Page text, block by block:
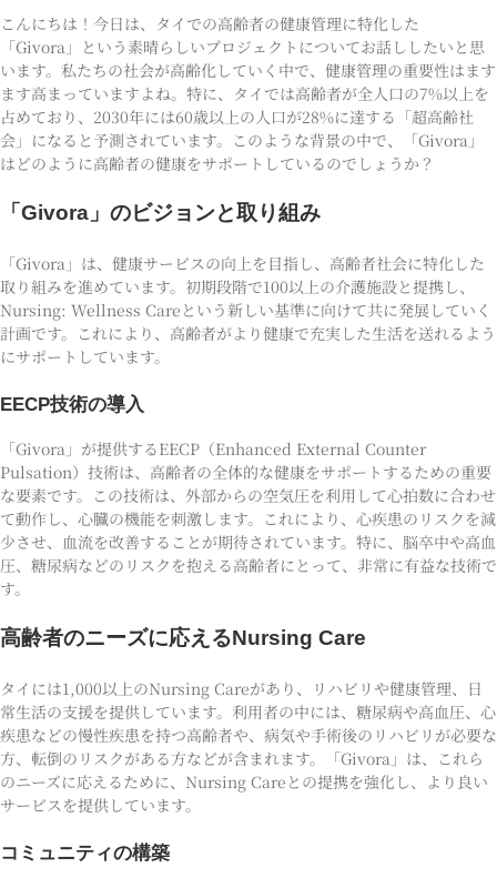
こんにちは！今日は、タイでの高齢者の健康管理に特化した
「Givora」という素晴らしいプロジェクトについてお話ししたいと思
います。私たちの社会が高齢化していく中で、健康管理の重要性はます
ます高まっていますよね。特に、タイでは高齢者が全人口の7%以上を
占めており、2030年には60歳以上の人口が28%に達する「超高齢社
会」になると予測されています。このような背景の中で、「Givora」
はどのように高齢者の健康をサポートしているのでしょうか？
「Givora」のビジョンと取り組み
「Givora」は、健康サービスの向上を目指し、高齢者社会に特化した
取り組みを進めています。初期段階で100以上の介護施設と提携し、
Nursing: Wellness Careという新しい基準に向けて共に発展していく
計画です。これにより、高齢者がより健康で充実した生活を送れるよう
にサポートしています。
EECP技術の導入
「Givora」が提供するEECP（Enhanced External Counter
Pulsation）技術は、高齢者の全体的な健康をサポートするための重要
な要素です。この技術は、外部からの空気圧を利用して心拍数に合わせ
て動作し、心臓の機能を刺激します。これにより、心疾患のリスクを減
少させ、血流を改善することが期待されています。特に、脳卒中や高血
圧、糖尿病などのリスクを抱える高齢者にとって、非常に有益な技術で
す。
高齢者のニーズに応えるNursing Care
タイには1,000以上のNursing Careがあり、リハビリや健康管理、日
常生活の支援を提供しています。利用者の中には、糖尿病や高血圧、心
疾患などの慢性疾患を持つ高齢者や、病気や手術後のリハビリが必要な
方、転倒のリスクがある方などが含まれます。「Givora」は、これら
のニーズに応えるために、Nursing Careとの提携を強化し、より良い
サービスを提供しています。
コミュニティの構築